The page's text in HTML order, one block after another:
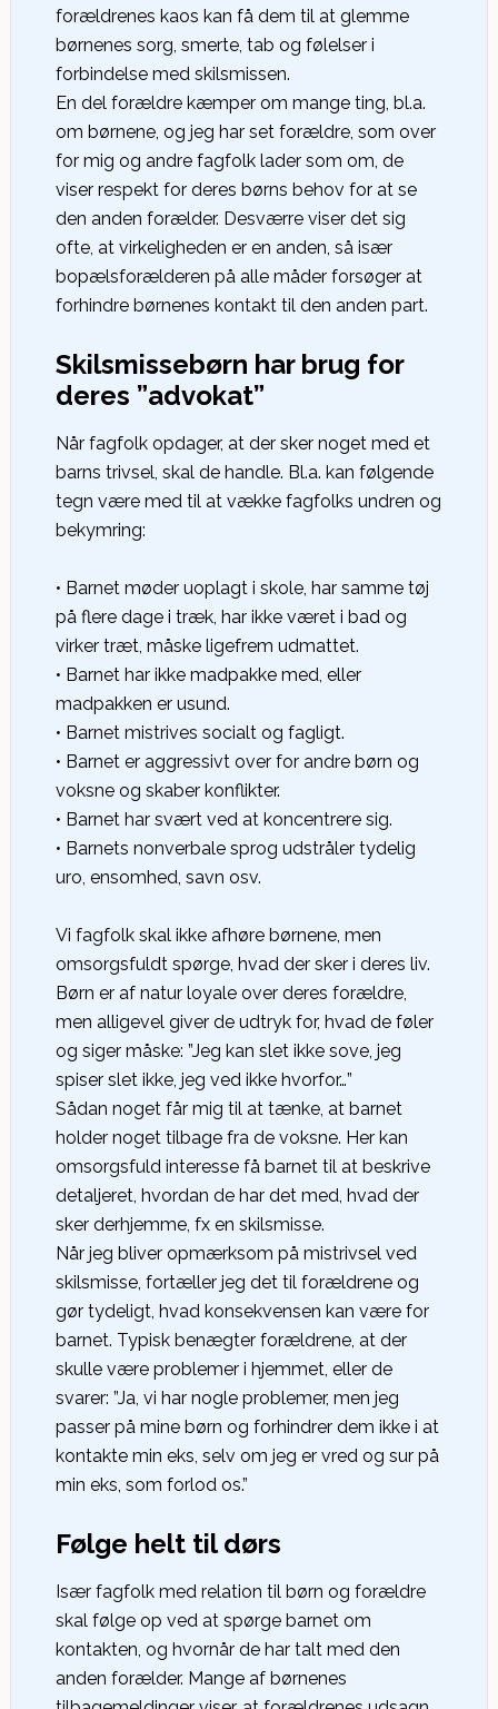
forældrenes kaos kan få dem til at glemme
børnenes sorg, smerte, tab og følelser i
forbindelse med skilsmissen.
En del forældre kæmper om mange ting, bl.a.
om børnene, og jeg har set forældre, som over
for mig og andre fagfolk lader som om, de
viser respekt for deres børns behov for at se
den anden forælder. Desværre viser det sig
ofte, at virkeligheden er en anden, så især
bopælsforælderen på alle måder forsøger at
forhindre børnenes kontakt til den anden part.
Skilsmissebørn har brug for
deres ”advokat”
Når fagfolk opdager, at der sker noget med et
barns trivsel, skal de handle. Bl.a. kan følgende
tegn være med til at vække fagfolks undren og
bekymring:
• Barnet møder uoplagt i skole, har samme tøj
på flere dage i træk, har ikke været i bad og
virker træt, måske ligefrem udmattet.
• Barnet har ikke madpakke med, eller
madpakken er usund.
• Barnet mistrives socialt og fagligt.
• Barnet er aggressivt over for andre børn og
voksne og skaber konflikter.
• Barnet har svært ved at koncentrere sig.
• Barnets nonverbale sprog udstråler tydelig
uro, ensomhed, savn osv.
Vi fagfolk skal ikke afhøre børnene, men
omsorgsfuldt spørge, hvad der sker i deres liv.
Børn er af natur loyale over deres forældre,
men alligevel giver de udtryk for, hvad de føler
og siger måske: ”Jeg kan slet ikke sove, jeg
spiser slet ikke, jeg ved ikke hvorfor…”
Sådan noget får mig til at tænke, at barnet
holder noget tilbage fra de voksne. Her kan
omsorgsfuld interesse få barnet til at beskrive
detaljeret, hvordan de har det med, hvad der
sker derhjemme, fx en skilsmisse.
Når jeg bliver opmærksom på mistrivsel ved
skilsmisse, fortæller jeg det til forældrene og
gør tydeligt, hvad konsekvensen kan være for
barnet. Typisk benægter forældrene, at der
skulle være problemer i hjemmet, eller de
svarer: ”Ja, vi har nogle problemer, men jeg
passer på mine børn og forhindrer dem ikke i at
kontakte min eks, selv om jeg er vred og sur på
min eks, som forlod os.”
Følge helt til dørs
Især fagfolk med relation til børn og forældre
skal følge op ved at spørge barnet om
kontakten, og hvornår de har talt med den
anden forælder. Mange af børnenes